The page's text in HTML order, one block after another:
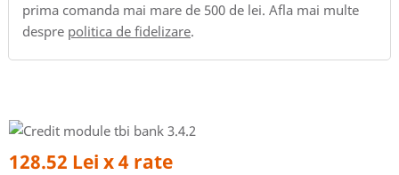
prima comanda mai mare de 500 de lei. Afla mai multe
despre politica de fidelizare.
128.52 Lei x 4 rate